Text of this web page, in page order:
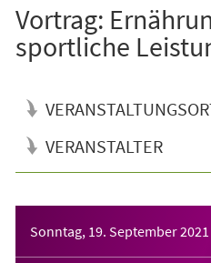
Vortrag:
sportliche
VERANSTALTER
Sonntag, 19. September 2021